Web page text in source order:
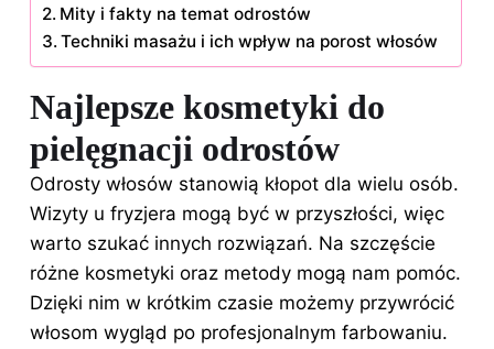
Mity i fakty na temat odrostów
Techniki masażu i ich wpływ na porost włosów
Najlepsze kosmetyki do
pielęgnacji odrostów
Odrosty włosów stanowią kłopot dla wielu osób.
Wizyty u fryzjera mogą być w przyszłości, więc
warto szukać innych rozwiązań. Na szczęście
różne kosmetyki oraz metody mogą nam pomóc.
Dzięki nim w krótkim czasie możemy przywrócić
włosom wygląd po profesjonalnym farbowaniu.